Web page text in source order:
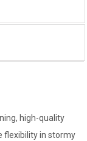
high-quality
flexibility in stormy